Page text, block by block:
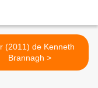
(2011) de Kenneth
Brannagh >